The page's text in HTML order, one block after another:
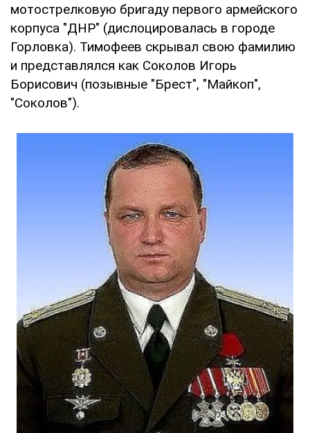
мотострелковую бригаду первого армейского
корпуса "ДНР" (дислоцировалась в городе
Горловка). Тимофеев скрывал свою фамилию
и представлялся как Соколов Игорь
Борисович (позывные "Брест", "Майкоп",
"Соколов").